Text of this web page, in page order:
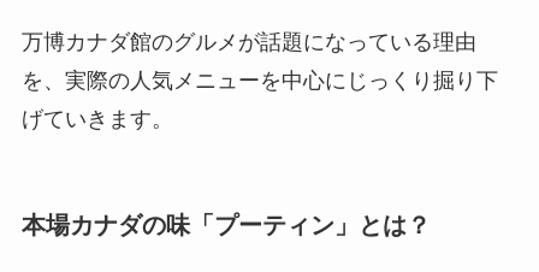
万博カナダ館のグルメが話題になっている理由
を、実際の人気メニューを中心にじっくり掘り下
げていきます。
本場カナダの味「プーティン」とは？